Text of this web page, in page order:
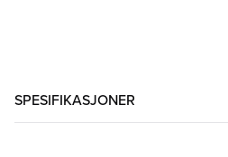
SPESIFIKASJONER